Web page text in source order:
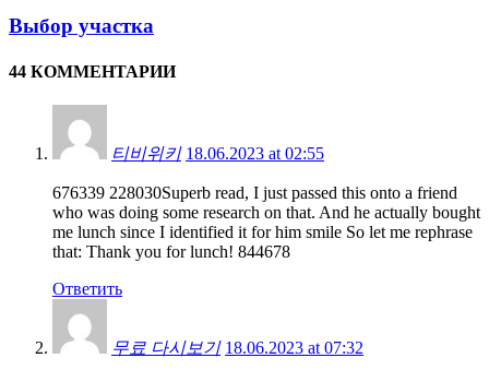
Выбор участка
44 КОММЕНТАРИИ
티비위키 18.06.2023 at 02:55
676339 228030Superb read, I just passed this onto a friend
who was doing some research on that. And he actually bought
me lunch since I identified it for him smile So let me rephrase
that: Thank you for lunch! 844678
Ответить
무료 다시보기 18.06.2023 at 07:32